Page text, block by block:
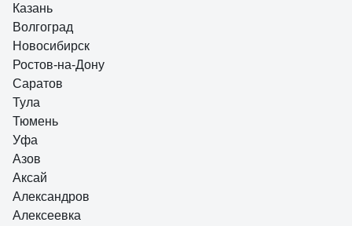
Качество, цена
Казань
Волгоград
Новосибирск
Ростов-на-Дону
Саратов
Тула
Тюмень
Уфа
Азов
Аксай
Александров
Алексеевка